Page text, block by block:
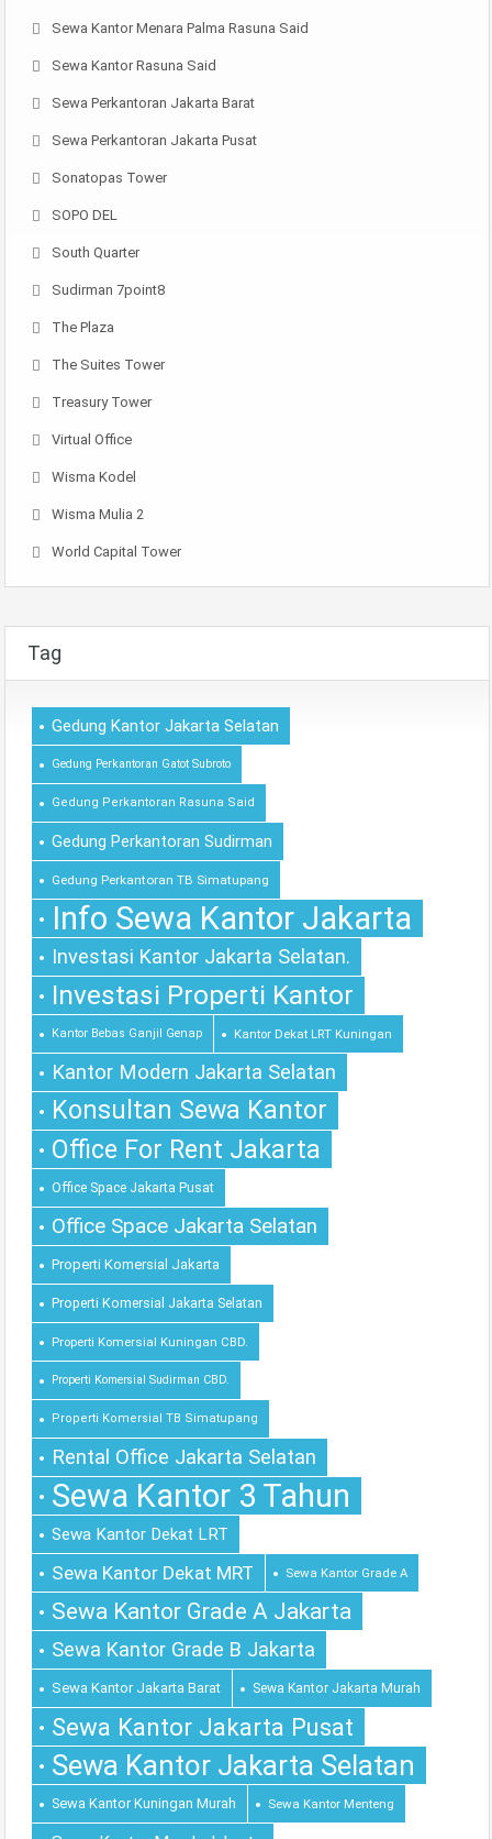
Sewa Kantor Menara Palma Rasuna Said
Sewa Kantor Rasuna Said
Sewa Perkantoran Jakarta Barat
Sewa Perkantoran Jakarta Pusat
Sonatopas Tower
SOPO DEL
South Quarter
Sudirman 7point8
The Plaza
The Suites Tower
Treasury Tower
Virtual Office
Wisma Kodel
Wisma Mulia 2
World Capital Tower
Tag
Gedung Kantor Jakarta Selatan
Gedung Perkantoran Gatot Subroto
Gedung Perkantoran Rasuna Said
Gedung Perkantoran Sudirman
Gedung Perkantoran TB Simatupang
Info Sewa Kantor Jakarta
Investasi Kantor Jakarta Selatan.
Investasi Properti Kantor
Kantor Bebas Ganjil Genap Kantor Dekat LRT Kuningan
Kantor Modern Jakarta Selatan
Konsultan Sewa Kantor
Office For Rent Jakarta
Office Space Jakarta Pusat
Office Space Jakarta Selatan
Properti Komersial Jakarta
Properti Komersial Jakarta Selatan
Properti Komersial Kuningan CBD.
Properti Komersial Sudirman CBD.
Properti Komersial TB Simatupang
Rental Office Jakarta Selatan
Sewa Kantor 3 Tahun
Sewa Kantor Dekat LRT
Sewa Kantor Dekat MRT Sewa Kantor Grade A
Sewa Kantor Grade A Jakarta
Sewa Kantor Grade B Jakarta
Sewa Kantor Jakarta Barat Sewa Kantor Jakarta Murah
Sewa Kantor Jakarta Pusat
Sewa Kantor Jakarta Selatan
Sewa Kantor Kuningan Murah Sewa Kantor Menteng